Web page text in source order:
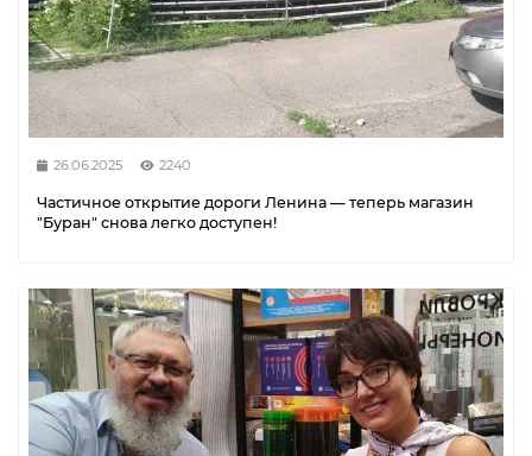
26.06.2025 2240
Частичное открытие дороги Ленина — теперь магазин
"Буран" снова легко доступен!